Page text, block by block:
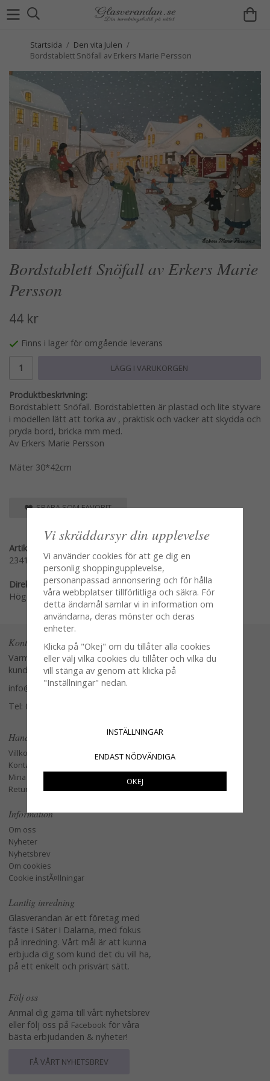
Startsida / Den vita Julen /
Bordstablett Snöfall av Erkers Marie Persson
Bordstablett Snöfall av Erkers Marie
Persson
44 kr
Finns i lager för omgående leverans
LÄGG I VARUKORGEN
Produktbeskrivning:
Bordstablett Snöfall. Bordstabletten är plastad och lite styvare
i modellen lätt att torka av , praktisk och vacker att skydda och
pryda bord, bricka mm med.
Av Erkers Marie Persson
Mäter 30*42cm
SPARA SOM FAVORIT
Artikelnummer:
2341
Direktlänk:
Högerklicka och kopiera adressen
Kontakta oss
Varmt välkommen att kontakta vår
kundtjänst.
info@glasverandan.se
Tel: 079-3495968
Handla
Villkor
Kontakta oss
Mina favoriter
Retur och Reklamation
Information
Om oss
Nyheter
Nyhetsbrev
Om cookies
Cookie instÃ¤llningar
Lantlig inredning
Glasverandan är ett företag med
fäste i Säter i Dalarna, med fokus
på inredning. Vårt mål är att kunna
erbjuda dig som kund det du vill ha,
på ett enkelt och prisvärt sätt.
Följ oss
Anmäl dig gärna till vårt nyhetsbrev
eller följ oss på Facebook för våra
bästa erbjudanden & nyheter!
FÅ VÅRT NYHETSBREV
Vi skräddarsyr din upplevelse
Vi använder cookies för att ge dig en
personlig shoppingupplevelse,
personanpassad annonsering och för hålla
våra webbplatser tillförlitliga och säkra. För
detta ändamål samlar vi in information om
användarna, deras mönster och deras
enheter.
Klicka på "Okej" om du tillåter alla cookies
eller välj vilka cookies du tillåter och vilka du
vill stänga av genom att klicka på
"Inställningar" nedan.
INSTÄLLNINGAR
ENDAST NÖDVÄNDIGA
OKEJ